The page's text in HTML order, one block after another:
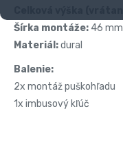
Šírka montáže: 46 mm
Materiál:dural
Balenie:
2x montáž puškohľadu
1x imbusový kľúč